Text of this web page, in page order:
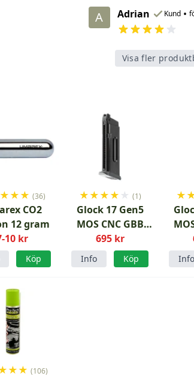
A Adrian Kund •
Visa fler
★★★ (36)
CO2
12 gram
10 kr
Köp
★★★★ ★ (1)
Glock 17 Gen5
MOS CNC GBB
CO2 Magasin
695 kr
Info Köp
★
Info
★★ (106)